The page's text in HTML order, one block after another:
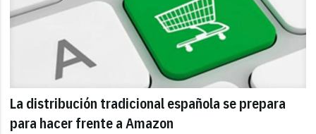
La distribución tradicional española se prepara
para hacer frente a Amazon